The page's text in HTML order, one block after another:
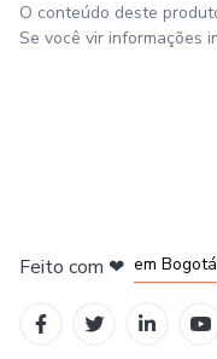
O conteúdo deste
Se você vir informações
Feito com ❤ em Bogotá